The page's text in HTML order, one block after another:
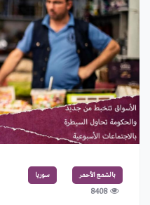
بالشمع الأحمر سوريا
8408